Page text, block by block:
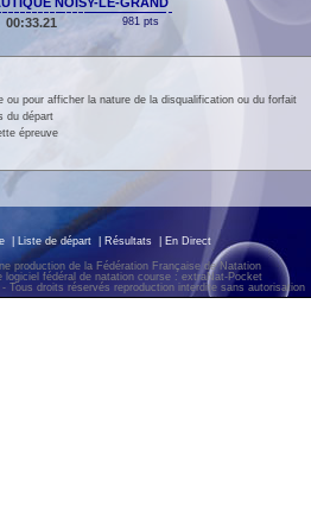
00:33.21 981 pts
pour afficher la nature de la disqualification ou du forfait
du départ
épreuve
Liste de départ Résultats En Direct
production de la Fédération Française de Natation
logiciel fédéral de natation course : extraNat-Pocket
Tous droits réservés reproduction interdite sans autorisation